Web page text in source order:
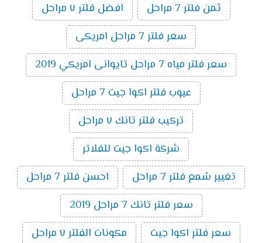
ثمن فلتر 7 مراحل
افضل فلتر ٧ مراحل
سعر فلتر 7 مراحل امريكى
سعر فلتر مياه 7 مراحل تايوانى امريكي 2019
عيوب فلتر اكوا جيت 7 مراحل
تركيب فلتر تانك ٧ مراحل
شركة اكوا جيت للفلاتر
تغيير شمع فلتر 7 مراحل
احسن فلتر 7 مراحل
سعر فلتر تانك 7 مراحل 2019
سعر فلتر اكوا جيت
مكونات الفلتر ٧ مراحل